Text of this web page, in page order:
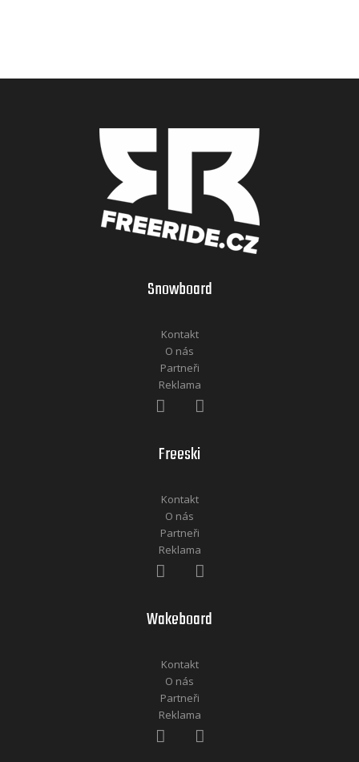
Snowboard
Kontakt
O nás
Partneři
Reklama
Freeski
Kontakt
O nás
Partneři
Reklama
Wakeboard
Kontakt
O nás
Partneři
Reklama